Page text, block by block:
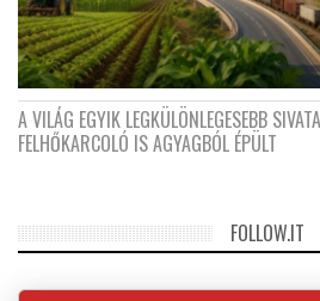
A VILÁG EGYIK LEGKÜLÖNLEGESEBB
FELHŐKARCOLÓ IS AGYAGBÓL ÉPÜLT
FOLLOW.IT